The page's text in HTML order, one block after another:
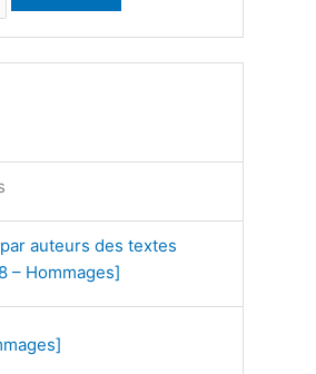
auteurs des textes
– Hommages]